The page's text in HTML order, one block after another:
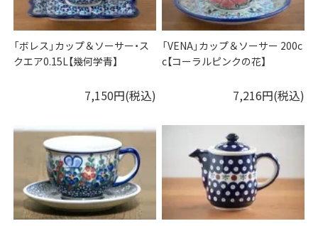
「ボレス」カップ＆ソーサー・ス
クエア0.15L【幾何学青】
7,150円(税込)
「VENA」カップ＆ソーサー 200c
c【コーラルピンクの花】
7,216円(税込)